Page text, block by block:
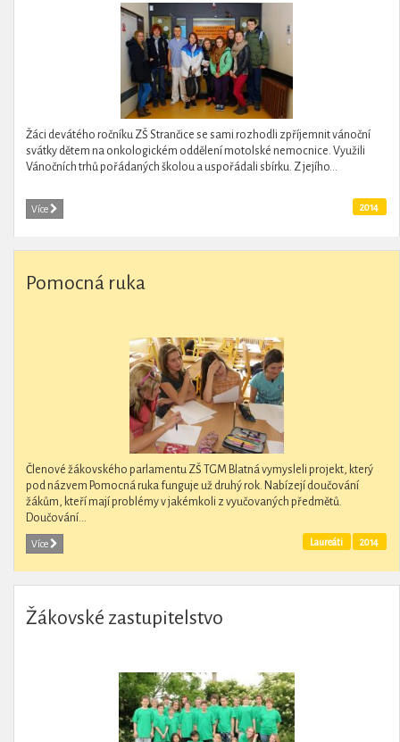
Žáci devátého ročníku ZŠ Strančice se sami rozhodli zpříjemnit vánoční
svátky dětem na onkologickém oddělení motolské nemocnice. Využili
Vánočních trhů pořádaných školou a uspořádali sbírku. Z jejího...
Více 2014
Pomocná ruka
Členové žákovského parlamentu ZŠ TGM Blatná vymysleli projekt, který
pod názvem Pomocná ruka funguje už druhý rok. Nabízejí doučování
žákům, kteří mají problémy v jakémkoli z vyučovaných předmětů.
Doučování...
Více 2014
Laureáti
Žákovské zastupitelstvo